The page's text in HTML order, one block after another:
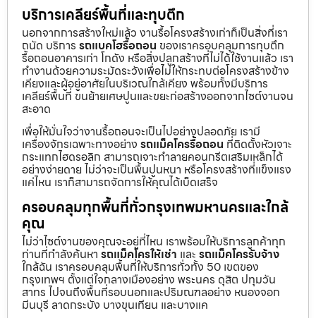
บริการเคลียร์พื้นที่และทุบตึก
นอกจากการสร้างใหม่แล้ว งานรื้อโครงสร้างเก่าก็เป็นสิ่งที่เรา
ถนัด บริการ รถแบคโฮรื้อถอน ของเราครอบคลุมการทุบตึก
รื้อถอนอาคารเก่า โกดัง หรือสิ่งปลูกสร้างที่ไม่ได้ใช้งานแล้ว เรา
ทำงานด้วยความระมัดระวังเพื่อไม่ให้กระทบต่อโครงสร้างข้าง
เคียงและผู้อยู่อาศัยในบริเวณใกล้เคียง พร้อมทั้งมีบริการ
เคลียร์พื้นที่ ขนย้ายเศษปูนและขยะก่อสร้างออกจากไซต์งานจน
สะอาด
เพื่อให้มั่นใจว่างานรื้อถอนจะเป็นไปอย่างปลอดภัย เรามี
เครื่องจักรเฉพาะทางอย่าง รถแม็คโครรื้อถอน ที่ติดตั้งหัวเจาะ
กระแทกไฮดรอลิก สามารถเจาะทำลายคอนกรีตเสริมเหล็กได้
อย่างง่ายดาย ไม่ว่าจะเป็นพื้นปูนหนา หรือโครงสร้างที่แข็งแรง
แค่ไหน เราก็สามารถจัดการให้คุณได้เบ็ดเสร็จ
ครอบคลุมทุกพื้นที่ทั่วกรุงเทพมหานครและใกล้
คุณ
ไม่ว่าไซต์งานของคุณจะอยู่ที่ไหน เราพร้อมให้บริการลูกค้าทุก
ท่านที่กำลังค้นหา รถแม็คโครให้เช่า และ รถแม็คโครรับจ้าง
ใกล้ฉัน เราครอบคลุมพื้นที่ให้บริการทั่วทั้ง 50 เขตของ
กรุงเทพฯ ตั้งแต่ใจกลางเมืองอย่าง พระนคร ดุสิต ปทุมวัน
สาทร ไปจนถึงพื้นที่รอบนอกและปริมณฑลอย่าง หนองจอก
มีนบุรี ลาดกระบัง บางขุนเทียน และบางแค